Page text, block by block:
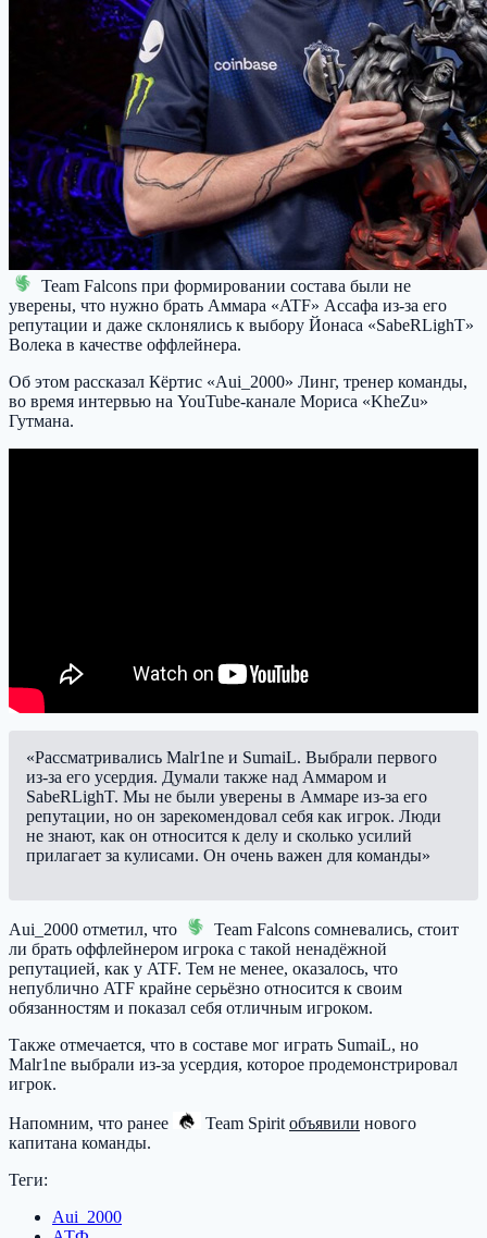
Team Falcons при формировании состава были не
уверены, что нужно брать Аммара «ATF» Ассафа из-за его
репутации и даже склонялись к выбору Йонаса «SabeRLighT»
Волека в качестве оффлейнера.
Об этом рассказал Кёртис «Aui_2000» Линг, тренер команды,
во время интервью на YouTube-канале Мориса «KheZu»
Гутмана.
«Рассматривались Malr1ne и SumaiL. Выбрали первого
из-за его усердия. Думали также над Аммаром и
SabeRLighT. Мы не были уверены в Аммаре из-за его
репутации, но он зарекомендовал себя как игрок. Люди
не знают, как он относится к делу и сколько усилий
прилагает за кулисами. Он очень важен для команды»
Aui_2000 отметил, что Team Falcons сомневались, стоит
ли брать оффлейнером игрока с такой ненадёжной
репутацией, как у ATF. Тем не менее, оказалось, что
непублично ATF крайне серьёзно относится к своим
обязанностям и показал себя отличным игроком.
Также отмечается, что в составе мог играть SumaiL, но
Malr1ne выбрали из-за усердия, которое продемонстрировал
игрок.
Напомним, что ранее Team Spirit объявили нового
капитана команды.
Теги:
Aui_2000